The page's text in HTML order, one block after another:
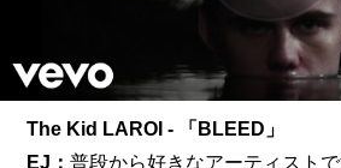
The Kid LAROI - 「BLEED」
EJ：普段から好きなアーティスト